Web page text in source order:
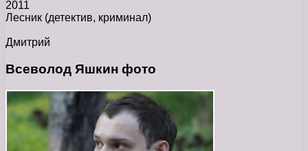
2011
Лесник (детектив, криминал)
Дмитрий
Всеволод Яшкин фото